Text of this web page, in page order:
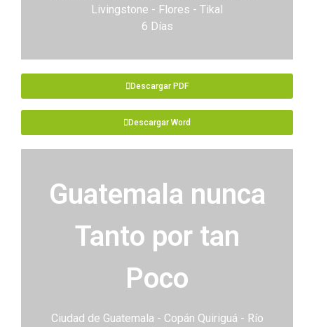
Livingstone - Flores - Tikal
6 Días
Descargar PDF
Descargar Word
Guatemala nunca
Tanto por tan
Poco
Ciudad de Guatemala - Copán Quiriguá - Río